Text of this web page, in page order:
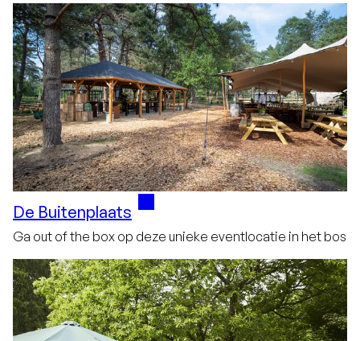
De Buitenplaats
Ga out of the box op deze unieke eventlocatie in het bos